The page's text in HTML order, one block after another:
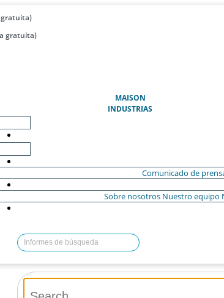
gratuita)
gratuita)
MAISON(ACTUAL)
INDUSTRIAS
Comunicado de
Sobre nosotros Nuestro equipo